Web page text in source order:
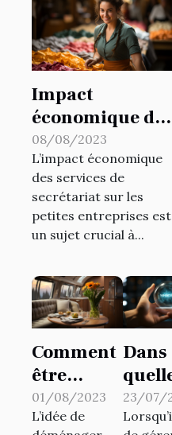
Impact
économique des
services de
secrétariat sur
les petites
entreprises
08/08/2023
L’impact économique
des services de
secrétariat sur les
petites entreprises est
un sujet crucial à...
Comment
être
heureux
dans votre
01/08/2023
L’idée de
Dans
fait-
23/07/